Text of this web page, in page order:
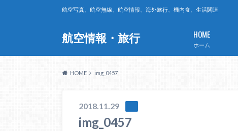
航空情報・旅行
航空写真、航空無線、航空情報、海外旅行、機内食、生活関連
ホーム
HOME
HOME img_0457
2018.11.29
img_0457